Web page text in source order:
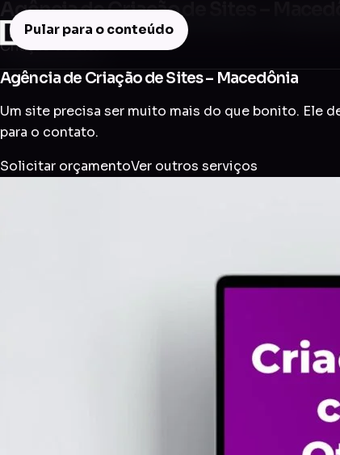
Pular para o conteúdo
Agência de Criação de Sites –
Criação de Site
Agência de Criação de Sites – Macedônia
Um site precisa ser muito mais do que bonito. Ele
para o contato.
Solicitar orçamentoVer outros serviços